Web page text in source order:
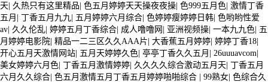
天| 久热只有这里精品| 色五月婷婷天天操夜夜操| 色999五月色| 激情丁香
五月 | 丁香五月九九 | 五月婷婷六月综合| 色婷婷瘦婷婷日韩| 色哟哟性爱
av| 久久伦乱| 婷婷五月丁香综合| 成人噜噜网 | 亚洲视频操| 一本九九色| 五
月婷婷电影院| 精品一二三区久久AAA片| 大香蕉五月婷婷| 婷婷丁香18|
开心五月天激情网站| 五月天婷婷久色| 亭亭丁香久久五月 | 26uuuavcom|
美女婷婷六月色| 丁香五月激情婷婷| 久久久久综合激动五月天| 丁香五月
六月久久综合| 色五月激情五月丁香五月婷婷啪啪综合 | 99熟女| 色综合久